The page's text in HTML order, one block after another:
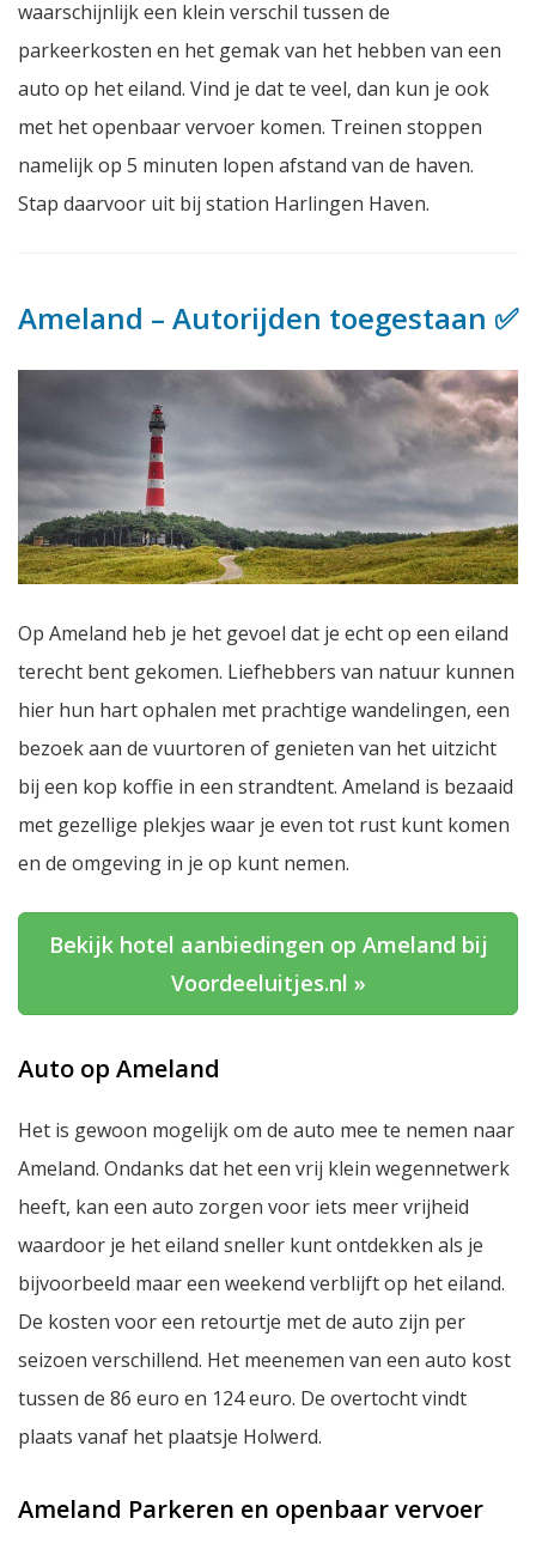
waarschijnlijk een klein verschil tussen de
parkeerkosten en het gemak van het hebben van een
auto op het eiland. Vind je dat te veel, dan kun je ook
met het openbaar vervoer komen. Treinen stoppen
namelijk op 5 minuten lopen afstand van de haven.
Stap daarvoor uit bij station Harlingen Haven.
Ameland – Autorijden toegestaan ✅
Op Ameland heb je het gevoel dat je echt op een eiland
terecht bent gekomen. Liefhebbers van natuur kunnen
hier hun hart ophalen met prachtige wandelingen, een
bezoek aan de vuurtoren of genieten van het uitzicht
bij een kop koffie in een strandtent. Ameland is bezaaid
met gezellige plekjes waar je even tot rust kunt komen
en de omgeving in je op kunt nemen.
Bekijk hotel aanbiedingen op Ameland bij
Voordeeluitjes.nl »
Auto op Ameland
Het is gewoon mogelijk om de auto mee te nemen naar
Ameland. Ondanks dat het een vrij klein wegennetwerk
heeft, kan een auto zorgen voor iets meer vrijheid
waardoor je het eiland sneller kunt ontdekken als je
bijvoorbeeld maar een weekend verblijft op het eiland.
De kosten voor een retourtje met de auto zijn per
seizoen verschillend. Het meenemen van een auto kost
tussen de 86 euro en 124 euro. De overtocht vindt
plaats vanaf het plaatsje Holwerd.
Ameland Parkeren en openbaar vervoer